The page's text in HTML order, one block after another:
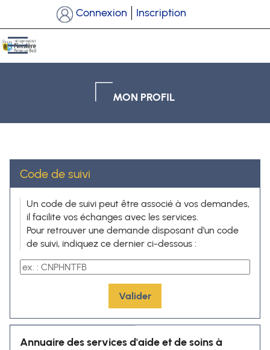
Connexion Inscription
Ouvrir le menu
MON PROFIL
Code de suivi
Un code de suivi peut être associé à vos demandes,
il facilite vos échanges avec les services.
Pour retrouver une demande disposant d’un code
de suivi, indiquez ce dernier ci-dessous :
Code de suivi
Valider
Annuaire des services d'aide et de soins à